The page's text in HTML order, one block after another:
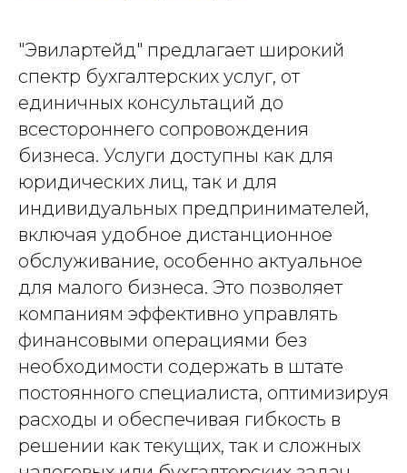
"Эвилартейд" предлагает широкий
спектр бухгалтерских услуг, от
единичных консультаций до
всестороннего сопровождения
бизнеса. Услуги доступны как для
юридических лиц, так и для
индивидуальных предпринимателей,
включая удобное дистанционное
обслуживание, особенно актуальное
для малого бизнеса. Это позволяет
компаниям эффективно управлять
финансовыми операциями без
необходимости содержать в штате
постоянного специалиста, оптимизируя
расходы и обеспечивая гибкость в
решении как текущих, так и сложных